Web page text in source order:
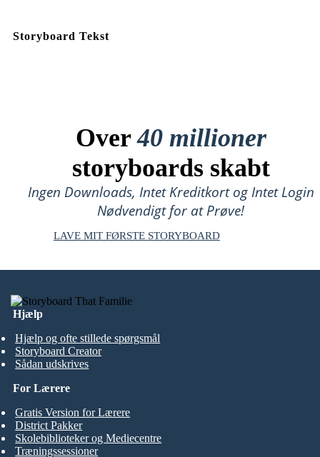
Storyboard Tekst
Over40 millioner
storyboards skabt
Ingen Downloads, Intet Kreditkort og Intet Login
Nødvendigt for at Prøve!
LAVE MIT FØRSTE STORYBOARD
Hjælp
Hjælp og ofte stillede spørgsmål
Storyboard Creator
Sådan udskrives
For Lærere
Gratis Version for Lærere
District Pakker
Skolebiblioteker og Mediecentre
Træningssessioner